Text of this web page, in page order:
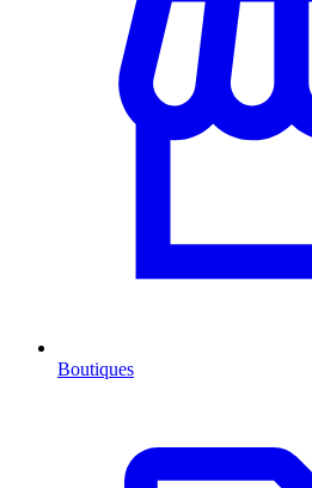
Boutiques